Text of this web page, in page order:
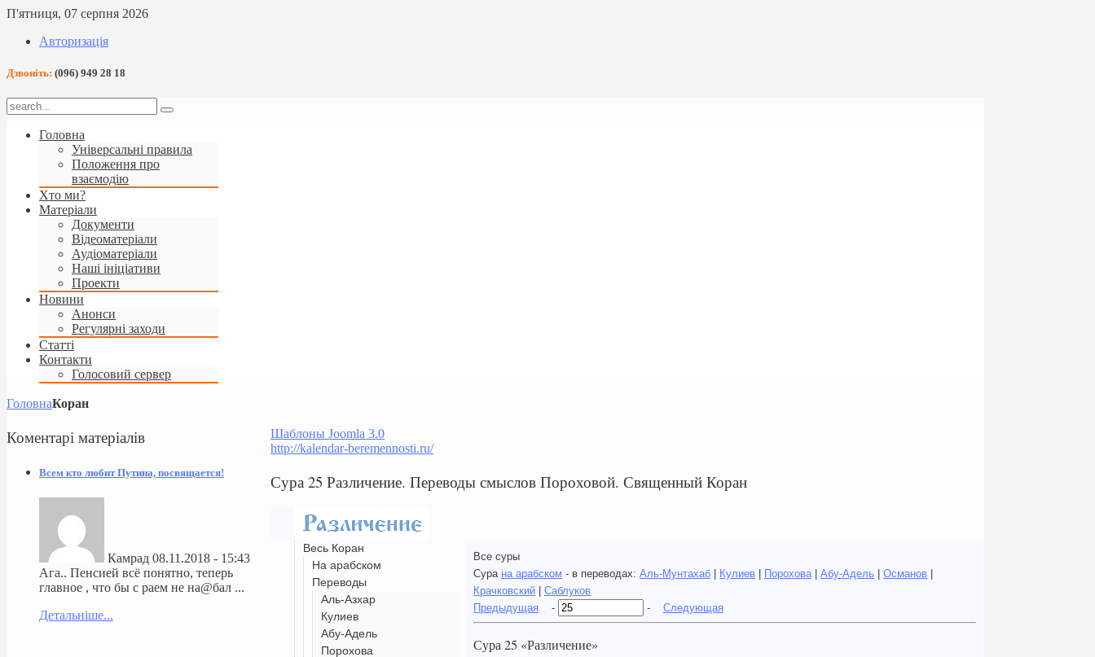
П'ятниця, 07 серпня 2026
Авторизація
Дзвоніть: (096) 949 28 18
Головна
Універсальні правила
Положення про
взаємодію
Хто ми?
Матеріали
Документи
Відеоматеріали
Аудіоматеріали
Наші ініціативи
Проекти
Новини
Анонси
Регулярні заходи
Статті
Контакти
Голосовий сервер
ГоловнаКоран
Шаблоны Joomla 3.0
http://kalendar-beremennosti.ru/
Сура 25 Различение. Переводы смыслов Пороховой. Священный Коран
Весь Коран
На арабском
Переводы
Аль-Азхар
Кулиев
Абу-Адель
Порохова
Все суры
Сура на арабском - в переводах: Аль-Мунтахаб | Кулиев | Порохова | Абу-Адель | Османов |
Крачковский | Саблуков
Предыдущая - - Следующая
Сура 25 «Различение»
Коментарі матеріалів
Всем кто любит Путина, посвящается!
Камрад 08.11.2018 - 15:43
Ага.. Пенсией всё понятно, теперь
главное , что бы с раем не на@бал ...
Детальніше...